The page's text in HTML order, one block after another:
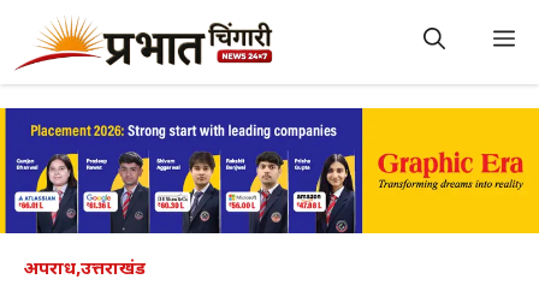
content
अपराध,उत्तराखंड